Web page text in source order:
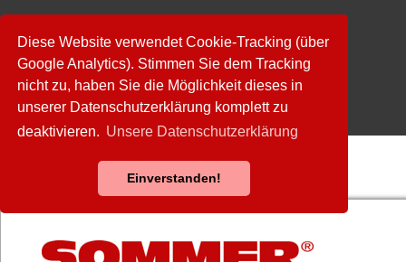
Diese Website verwendet Cookie-Tracking (über
Google Analytics). Stimmen Sie dem Tracking
nicht zu, haben Sie die Möglichkeit dieses in
unserer Datenschutzerklärung komplett zu
deaktivieren. Unsere Datenschutzerklärung
Einverstanden!